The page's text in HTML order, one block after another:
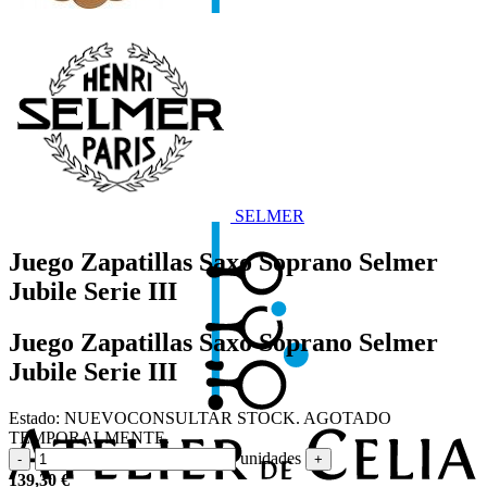
SELMER
Juego Zapatillas Saxo Soprano Selmer
Jubile Serie III
Juego Zapatillas Saxo Soprano Selmer
Jubile Serie III
Estado: NUEVOCONSULTAR STOCK. AGOTADO
TEMPORALMENTE.
- unidades +
139,30 €